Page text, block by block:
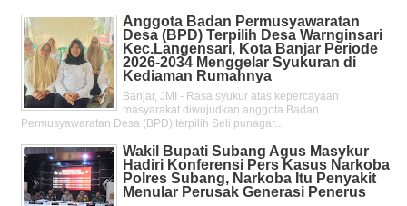
Anggota Badan Permusyawaratan
Desa (BPD) Terpilih Desa Warnginsari
Kec.Langensari, Kota Banjar Periode
2026-2034 Menggelar Syukuran di
Kediaman Rumahnya
Banjar, JMI - Rasa syukur atas kepercayaan
masyarakat diwujudkan anggota Badan
Permusyawaratan Desa (BPD) terpilih Seli punagar...
Wakil Bupati Subang Agus Masykur
Hadiri Konferensi Pers Kasus Narkoba
Polres Subang, Narkoba Itu Penyakit
Menular Perusak Generasi Penerus